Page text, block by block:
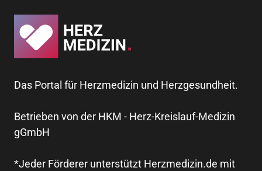
Das Portal für Herzmedizin und Herzgesundheit.
Betrieben von der HKM - Herz-Kreislauf-Medizin
gGmbH
*Jeder Förderer unterstützt Herzmedizin.de mit